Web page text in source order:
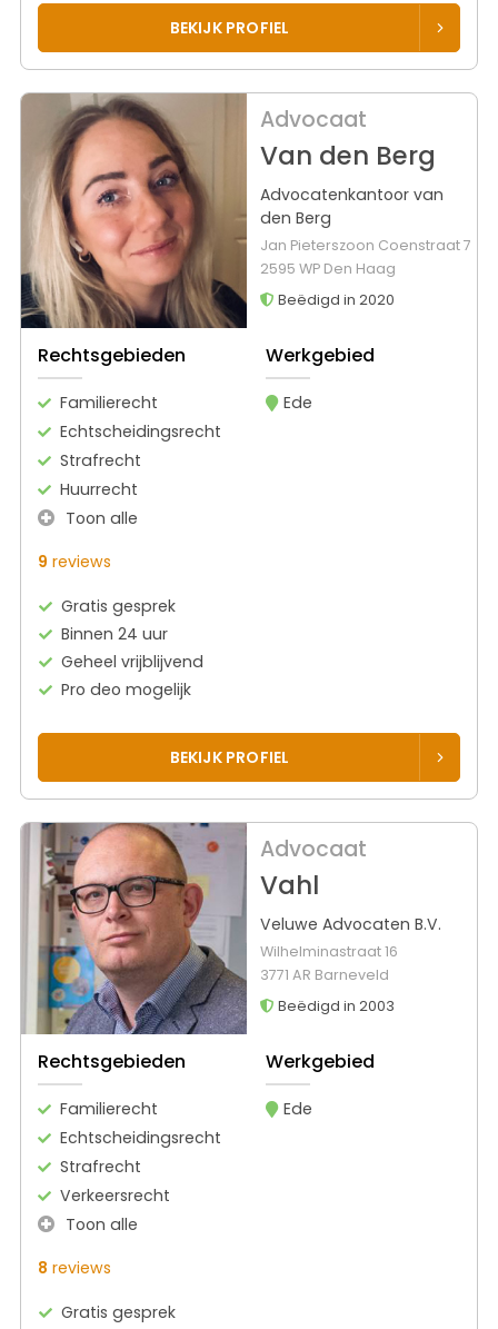
BEKIJK PROFIEL
Advocaat
Van den Berg
Advocatenkantoor van
den Berg
Jan Pieterszoon Coenstraat 7
2595 WP Den Haag
Beëdigd in 2020
Rechtsgebieden
Familierecht
Echtscheidingsrecht
Strafrecht
Huurrecht
Toon alle
Werkgebied
Ede
9 reviews
Gratis gesprek
Binnen 24 uur
Geheel vrijblijvend
Pro deo mogelijk
BEKIJK PROFIEL
Advocaat
Vahl
Veluwe Advocaten B.V.
Wilhelminastraat 16
3771 AR Barneveld
Beëdigd in 2003
Rechtsgebieden
Familierecht
Echtscheidingsrecht
Strafrecht
Verkeersrecht
Toon alle
Werkgebied
Ede
8 reviews
Gratis gesprek